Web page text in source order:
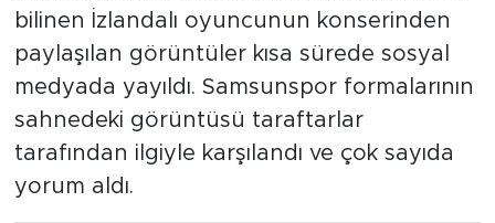
bilinen İzlandalı oyuncunun konserinden
paylaşılan görüntüler kısa sürede sosyal
medyada yayıldı. Samsunspor formalarının
sahnedeki görüntüsü taraftarlar
tarafından ilgiyle karşılandı ve çok sayıda
yorum aldı.